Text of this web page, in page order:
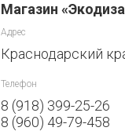
Магазин
Адрес
Краснодарский
Телефон
8 (918) 399-25-26
8 (960) 49-79-458